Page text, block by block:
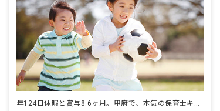
年124日休暇と賞与8.6ヶ月。甲府で、本気の保育士キャリアを積む